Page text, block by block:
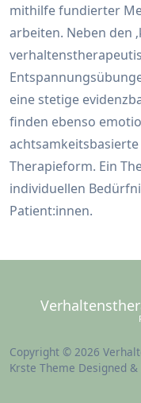
mithilfe fundierter
arbeiten. Neben den
eine stetige
finden ebenso
Therapieform. Ein
individuellen
Patient:innen.
Copyright © 2026
Krste Theme Designed